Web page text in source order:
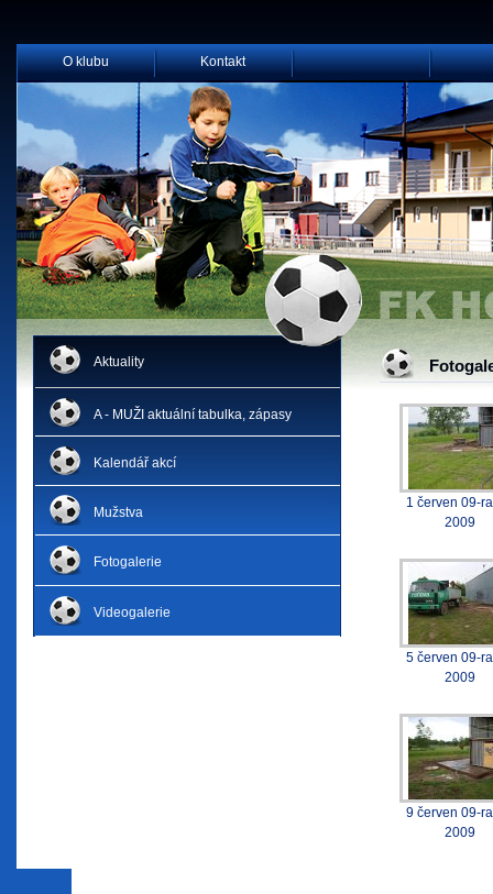
O klubu Kontakt
Aktuality
A - MUŽI aktuální tabulka, zápasy
Kalendář akcí
Mužstva
Fotogalerie
Videogalerie
1 červen 09-
2009
5 červen 09-
2009
9 červen 09-
2009